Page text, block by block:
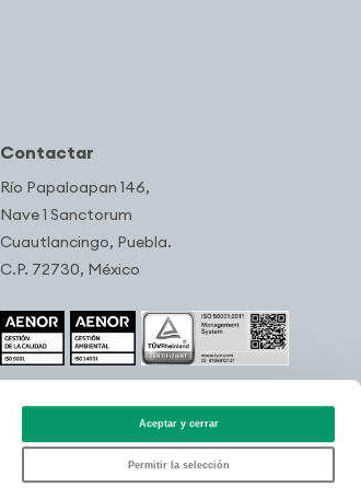
Aceptar y cerrar
Permitir la selección
Contactar
Río Papaloapan 146,
Nave 1 Sanctorum
Cuautlancingo, Puebla.
C.P. 72730, México